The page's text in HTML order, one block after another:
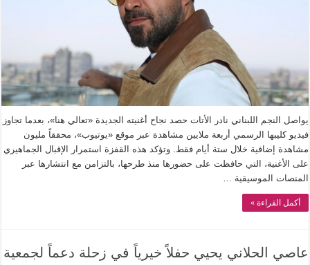
يواصل النجم اللبناني نادر الأتات حصد نجاح أغنيته الجديدة «تعالي هنا»، بعدما تجاوز
فيديو كليبها الرسمي أربعة ملايين مشاهدة عبر موقع «يوتيوب»، محققاً مليون
مشاهدة إضافية خلال ستة أيام فقط. وتؤكد هذه القفزة استمرار الإقبال الجماهيري
على الأغنية، التي حافظت على حضورها منذ طرحها، بالتزامن مع انتشارها عبر
المنصات الموسيقية …
أكمل القراءة »
عاصي الحلاني يحيي حفلاً خيرياً في زحلة دعماً لجمعية